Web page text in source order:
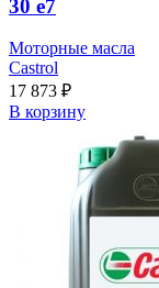
30 e7
Моторные масла
Castrol
17 873 ₽
В корзину